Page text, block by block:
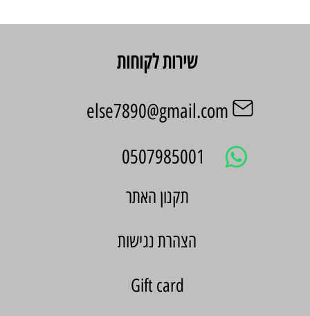
שירות לקוחות
else7890@gmail.com
0507985001
הצהרת נגישות
Gift card